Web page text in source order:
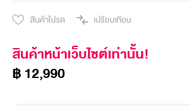
สินค้าโปรด เปรียบเทียบ
สินค้าหน้าเว็บไซต์เท่านั้น!
฿ 12,990